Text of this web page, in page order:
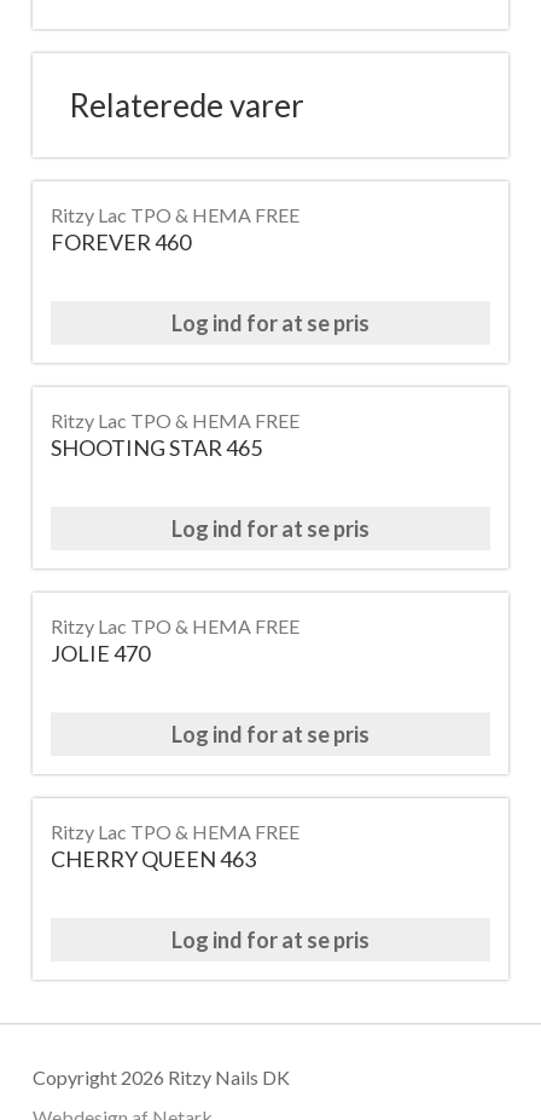
Relaterede varer
Ritzy Lac TPO & HEMA FREE
FOREVER 460
Log ind for at se pris
Ritzy Lac TPO & HEMA FREE
SHOOTING STAR 465
Log ind for at se pris
Ritzy Lac TPO & HEMA FREE
JOLIE 470
Log ind for at se pris
Ritzy Lac TPO & HEMA FREE
CHERRY QUEEN 463
Log ind for at se pris
Copyright 2026 Ritzy Nails DK